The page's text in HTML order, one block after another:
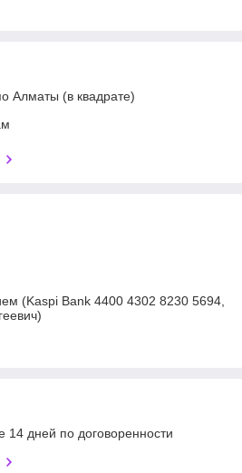
Алматы (в квадрате)
(Kaspi Bank 4400 4302 8230 5694,
14 дней по договоренности